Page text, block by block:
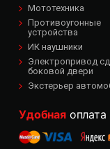
Мототехника
Противоугонные
устройства
ИК наушники
Электропривод
боковой двери
Экстерьер
Удобнаяоплата